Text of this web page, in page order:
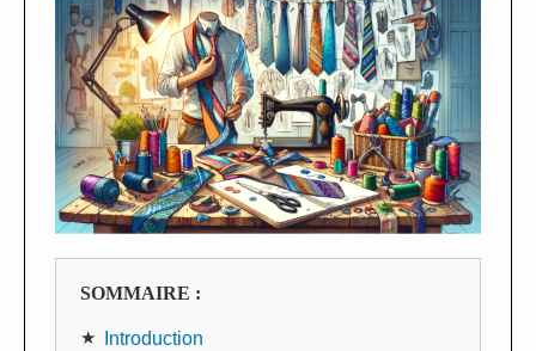
SOMMAIRE :
Introduction